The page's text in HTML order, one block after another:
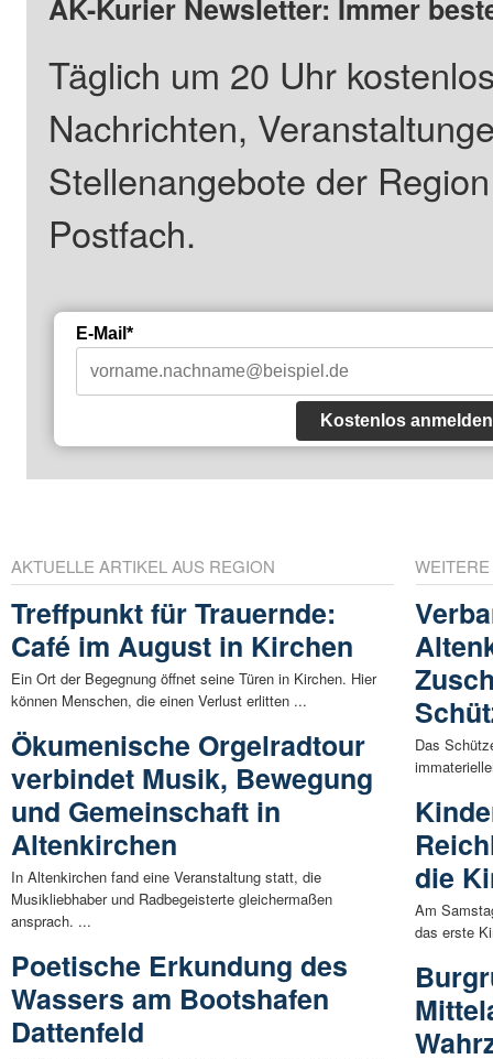
AK-Kurier Newsletter: Immer
Täglich um 20 Uhr
Nachrichten,
Stellenangebote der
Postfach.
E-Mail*
Kostenlos anmelden
AKTUELLE ARTIKEL AUS REGION
Treffpunkt für Trauernde:
Café im August in Kirchen
Ein Ort der Begegnung öffnet seine Türen in Kirchen. Hier
können Menschen, die einen Verlust erlitten ...
Ökumenische Orgelradtour
verbindet Musik, Bewegung
und Gemeinschaft in
Altenkirchen
In Altenkirchen fand eine Veranstaltung statt, die
Musikliebhaber und Radbegeisterte gleichermaßen
ansprach. ...
Poetische Erkundung des
Wassers am Bootshafen
Dattenfeld
Das
die
Am
das erste